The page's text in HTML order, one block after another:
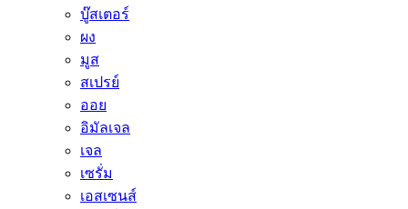
บู๊สเตอร์
ผง
มูส
สเปรย์
ออย
อิมัลเจล
เจล
เซรั่ม
เอสเซนส์